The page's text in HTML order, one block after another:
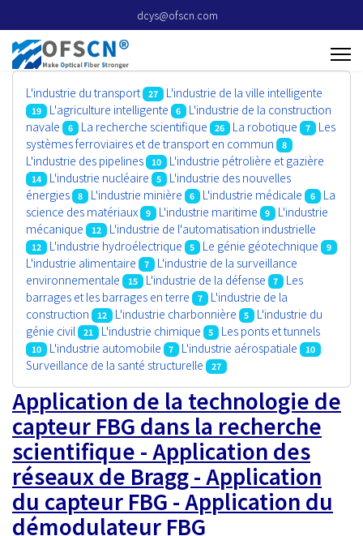
dcys@ofscn.com
L'industrie du transport 27 L'industrie de la ville intelligente
19 L'agriculture intelligente 6
L'industrie de la construction
navale
6 La recherche scientifique 26 La robotique 7
Les
systèmes ferroviaires et de transport en commun
8
L'industrie des pipelines 10 L'industrie pétrolière et gazière
14 L'industrie nucléaire 5
L'industrie des nouvelles
énergies
8 L'industrie minière 6 L'industrie médicale 6
La
science des matériaux
9 L'industrie maritime 9
L'industrie
mécanique
12 L'industrie de l'automatisation industrielle
12 L'industrie hydroélectrique 5 Le génie géotechnique 9
L'industrie alimentaire 7
L'industrie de la surveillance
environnementale
15 L'industrie de la défense 7
Les
barrages et les barrages en terre
7
L'industrie de la
construction
12 L'industrie charbonnière 5
L'industrie du
génie civil
21 L'industrie chimique 5 Les ponts et tunnels
10 L'industrie automobile 7 L'industrie aérospatiale 10
Surveillance de la santé structurelle 27
Application de la technologie de
capteur FBG dans la recherche
scientifique - Application des
réseaux de Bragg - Application
du capteur FBG - Application du
démodulateur FBG